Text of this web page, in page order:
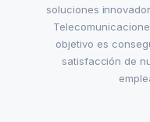
soluciones
objetivo es
satisfacción de